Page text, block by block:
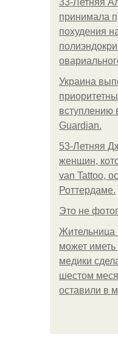
33-Летняя
принимала
похудения
Украина
вступлению
Guardian.
53-Летняя
женщин,
van Tattoo,
Роттердаме.
Это не
может иметь
медики
шестом
оставили в